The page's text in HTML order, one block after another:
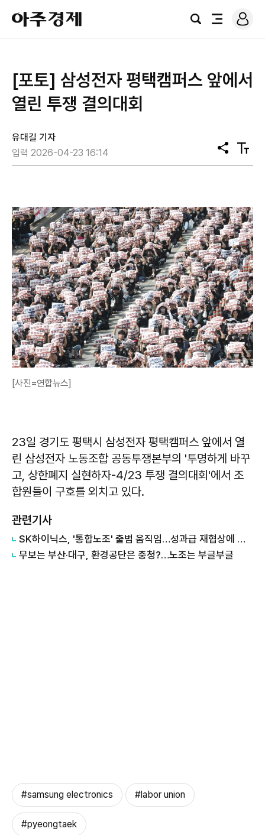
아
주
경
검
전
로
그
[포토] 삼성전자 평택캠퍼스 앞에서
열린 투쟁 결의대회
유대길 기자
입력 2026-04-23 16:14
공
유
텍
스
[사진=연합뉴스]
23일 경기도 평택시 삼성전자 평택캠퍼스 앞에서 열
린 삼성전자 노동조합 공동투쟁본부의 '투명하게 바꾸
고, 상한폐지 실현하자-4/23 투쟁 결의대회'에서 조
합원들이 구호를 외치고 있다.
관련기사
SK하이닉스, '통합노조' 출범 움직임…성과급 재협상에 내부 반발
무보는 부산·대구, 환경공단은 충청?…노조는 부글부글
#samsung electronics #labor union
#pyeongtaek